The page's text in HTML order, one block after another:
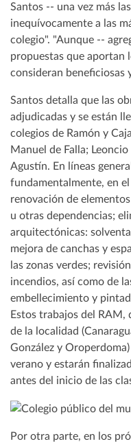
Santos -- una vez más
inequívocamente a las
colegio". "Aunque --
propuestas que aportan
consideran beneficiosas
Santos detalla que las
adjudicadas y se están
colegios de Ramón y
Manuel de Falla;
Agustín. En líneas
fundamentalmente, en
renovación de
u otras dependencias;
arquitectónicas:
mejora de canchas y
las zonas verdes;
incendios, así como de
embellecimiento y
Estos trabajos del RAM,
de la localidad
González y
verano y estarán
antes del inicio de las
Por otra parte, en los